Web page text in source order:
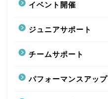
イベント開催
ジュニアサポート
チームサポート
パフォーマンスアップ